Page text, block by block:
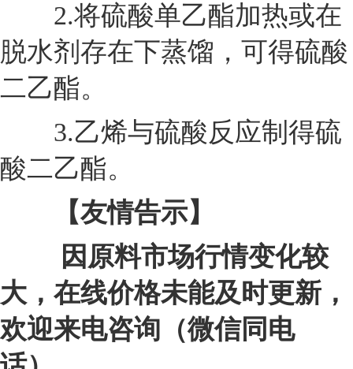
2.将硫酸单乙酯加热或在
脱水剂存在下蒸馏，可得硫酸
二乙酯。
3.乙烯与硫酸反应制得硫
酸二乙酯。
【友情告示】
因原料市场行情变化较
大，在线价格未能及时更新，
欢迎来电咨询（微信同电